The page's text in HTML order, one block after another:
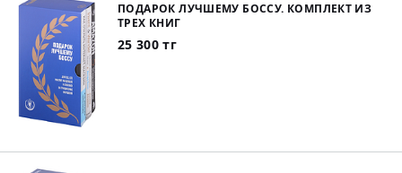
ПОДАРОК ЛУЧШЕМУ БОССУ. КОМПЛЕКТ ИЗ
ТРЕХ КНИГ
25 300 тг